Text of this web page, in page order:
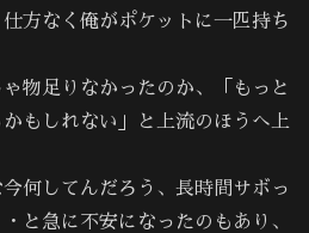
方なく俺がポケットに一匹持ち
物足りなかったのか、「もっと
もしれない」と上流のほうへ上
何してんだろう、長時間サボっ
と急に不安になったのもあり、